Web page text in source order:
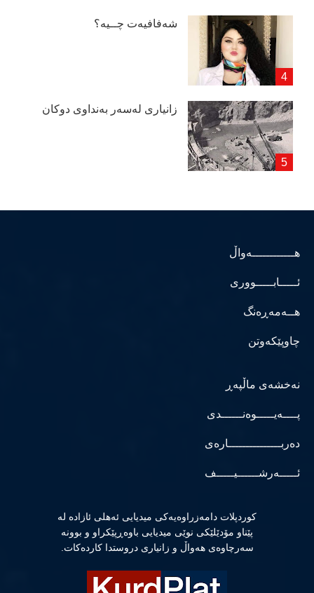
شەفافیەت چــیە؟
زانیاری لەسەر بەنداوی دوكان
هــــــــــــەواڵ
ئـــــابـــــووری
هــەمەڕەنگ
چاوپێکەوتن
نەخشەی ماڵپەڕ
پــــەیـــــوەنــــــدی
دەربـــــــــــــــارەی
ئـــــەرشــــــیـــــف
كوردپلات دامەزراوەیەكی میدیایی ئەهلی ئازادە لە
پێناو مۆدێلێكی نوێی میدیایی باوەڕپێكراو و بوونە
سەرچاوەی هەواڵ و زانیاری دروستدا كاردەكات.